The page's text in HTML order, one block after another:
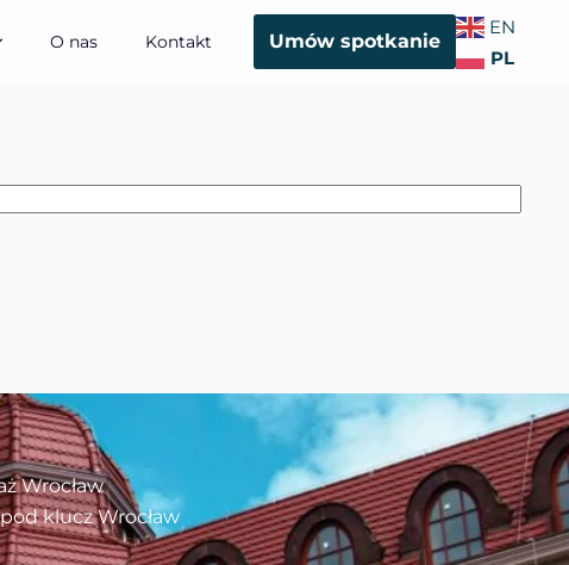
O nas Kontakt Umów spotkanie
EN
PL
Wrocław
klucz Wrocław